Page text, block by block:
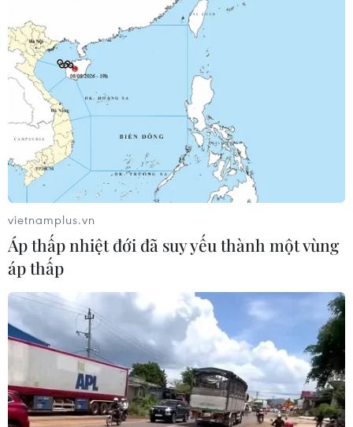
TIN CÙNG CHUYÊN MỤC
Xe tải va chạm xe máy tại Đắk Lắk
làm hai người thương vong
08/08/2026 14:58
Chuyển Bộ Công an thông tin 7 cá
nhân bán vàng không rõ nguồn gốc
08/08/2026 14:37
Olympic Trí tuệ nhân
tạo quốc tế 2026: 7/8 học sinh Việt
vietnamplus.vn
Áp thấp nhiệt đới đã suy yếu thành một vùng
áp thấp